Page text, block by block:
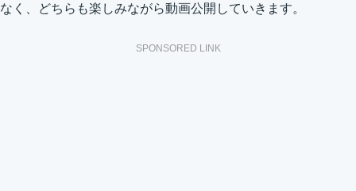
なく、どちらも楽しみながら動画公開していきます。
SPONSORED LINK